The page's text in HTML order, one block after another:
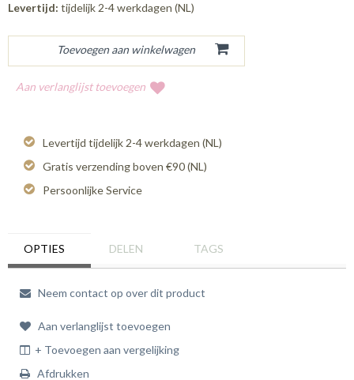
Levertijd: tijdelijk 2-4 werkdagen (NL)
Aan verlanglijst toevoegen
Levertijd tijdelijk 2-4 werkdagen (NL)
Gratis verzending boven €90 (NL)
Persoonlijke Service
OPTIES DELEN TAGS
Neem contact op over dit product
Aan verlanglijst toevoegen
+ Toevoegen aan vergelijking
Afdrukken